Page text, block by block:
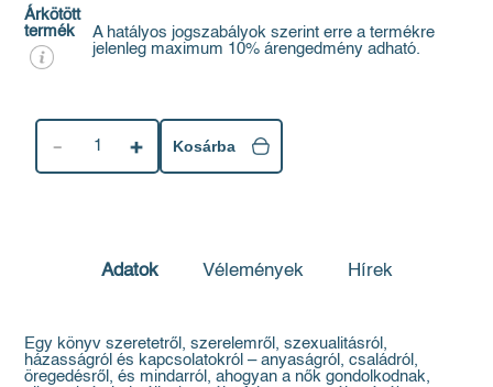
Árkötött
termék
A hatályos jogszabályok szerint erre a termékre
jelenleg maximum 10% árengedmény adható.
1 Kosárba
Adatok Vélemények Hírek
Egy könyv szeretetről, szerelemről, szexualitásról,
házasságról és kapcsolatokról – anyaságról, családról,
öregedésről, és mindarról, ahogyan a nők gondolkodnak,